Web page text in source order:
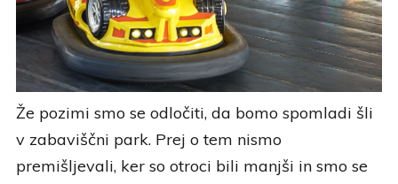
Že pozimi smo se odločiti, da bomo spomladi šli
v zabaviščni park. Prej o tem nismo
premišljevali, ker so otroci bili manjši in smo se